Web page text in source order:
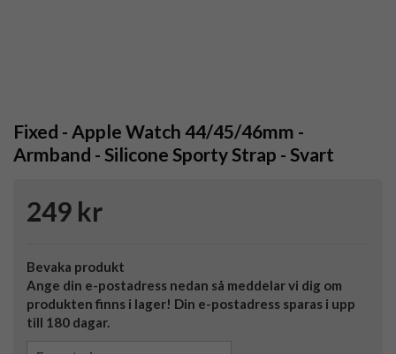
Fixed - Apple Watch 44/45/46mm -
Armband - Silicone Sporty Strap - Svart
249 kr
Bevaka produkt
Ange din e-postadress nedan så meddelar vi dig om
produkten finns i lager! Din e-postadress sparas i upp
till 180 dagar.